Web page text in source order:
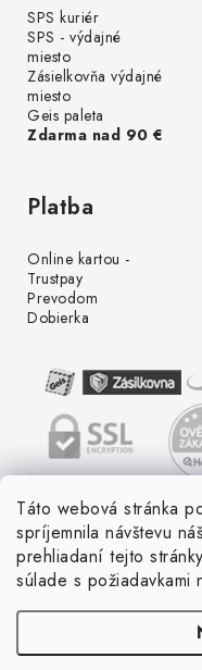
Táto webová stránka
spríjemnila návštevu
prehliadaní tejto
súlade s požiadavkami
SPS kuriér
SPS - výdajné
miesto
Zásielkovňa výdajné
miesto
Geis paleta
Zdarma nad 90 €
Platba
Online kartou -
Trustpay
Prevodom
Dobierka